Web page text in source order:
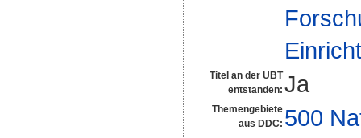
Titel an der UBT
entstanden: Ja
Themengebiete
aus DDC: 500